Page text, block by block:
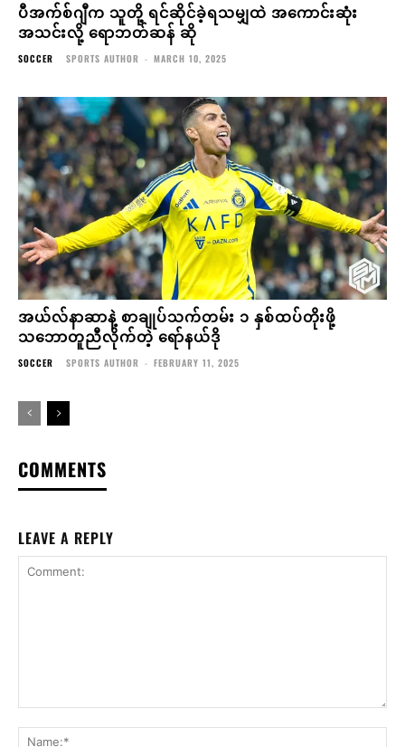
ပီအက်စ်ဂျီက သူတို့ ရင်ဆိုင်ခဲ့ရသမျှထဲ အကောင်းဆုံး
အသင်းလို့ ရောဘတ်ဆန် ဆို
SOCCER SPORTS AUTHOR - MARCH 10, 2025
အယ်လ်နာဆာနဲ့ စာချုပ်သက်တမ်း ၁ နှစ်ထပ်တိုးဖို့
သဘောတူညီလိုက်တဲ့ ရော်နယ်ဒို
SOCCER SPORTS AUTHOR - FEBRUARY 11, 2025
COMMENTS
LEAVE A REPLY